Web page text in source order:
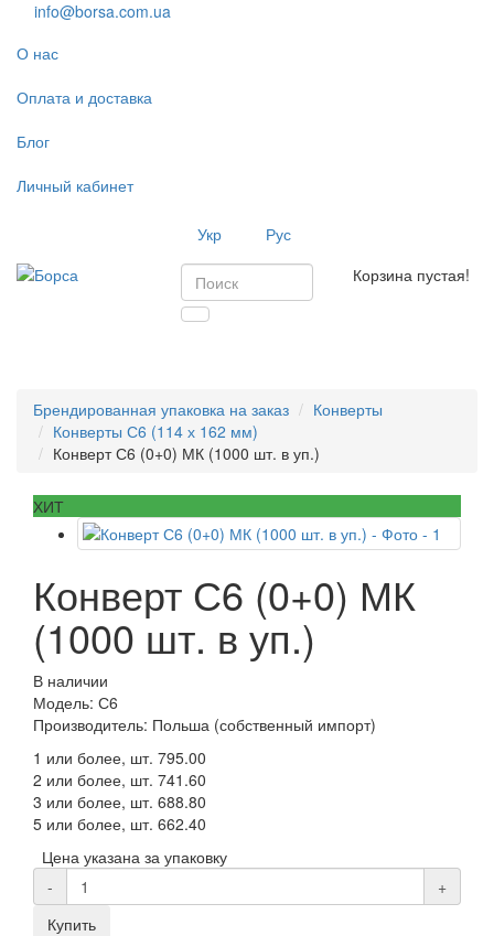
info@borsa.com.ua
О нас
Оплата и доставка
Блог
Личный кабинет
Укр
Рус
Корзина пустая!
Брендированная упаковка на заказ
Конверты
Конверты С6 (114 х 162 мм)
Конверт С6 (0+0) МК (1000 шт. в уп.)
ХИТ
Конверт С6 (0+0) МК
(1000 шт. в уп.)
В наличии
Модель: С6
Производитель: Польша (собственный импорт)
1 или более, шт. 795.00
2 или более, шт. 741.60
3 или более, шт. 688.80
5 или более, шт. 662.40
Цена указана за упаковку
-
+
Купить